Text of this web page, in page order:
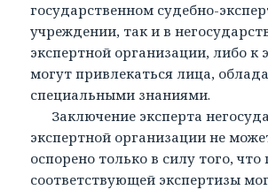
государственном судебно-
учреждении, так и в
экспертной организации, либо к
могут привлекаться лица,
специальными знаниями.
Заключение эксперта
экспертной организации не
оспорено только в силу того, что
соответствующей экспертизы